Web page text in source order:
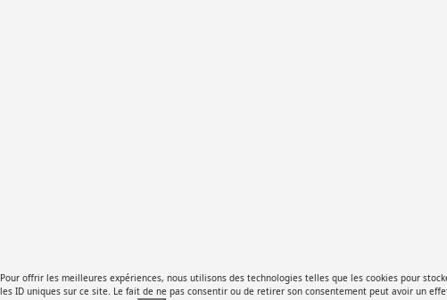
Pour offrir les meilleures expériences, nous utilisons des technologies telles que les cookies pour
les ID uniques sur ce site. Le fait de ne pas consentir ou de retirer son consentement peut avoir un